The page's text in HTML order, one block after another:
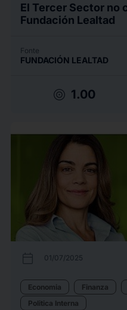
El Tercer Sector no
Fundación Lealtad
Fonte
FUNDACIÓN LEALTAD
target 1.00
calendar_today 01/07/2025
Economia Finanza
Politica Interna